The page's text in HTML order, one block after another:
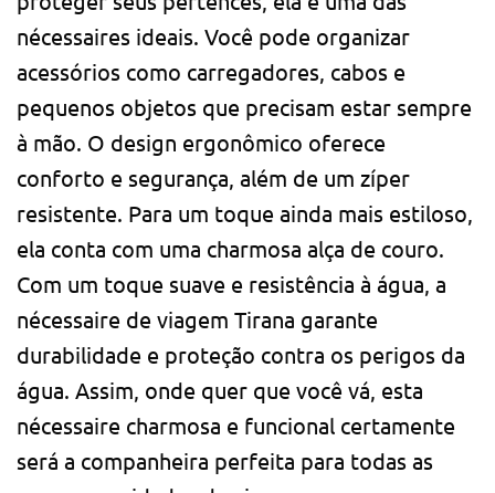
nécessaires ideais. Você pode organizar
acessórios como carregadores, cabos e
pequenos objetos que precisam estar sempre
à mão. O design ergonômico oferece
conforto e segurança, além de um zíper
resistente. Para um toque ainda mais estiloso,
ela conta com uma charmosa alça de couro.
Com um toque suave e resistência à água, a
nécessaire de viagem Tirana garante
durabilidade e proteção contra os perigos da
água. Assim, onde quer que você vá, esta
nécessaire charmosa e funcional certamente
será a companheira perfeita para todas as